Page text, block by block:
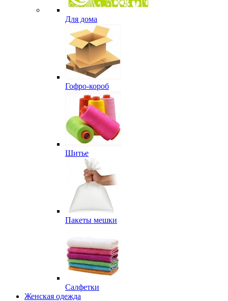
Для дома
Гофро-короб
Шитье
Пакеты мешки
Салфетки
Женская одежда